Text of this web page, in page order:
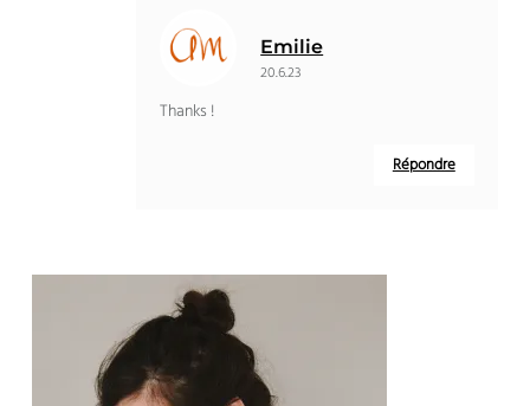
Emilie
20.6.23
Thanks !
Répondre